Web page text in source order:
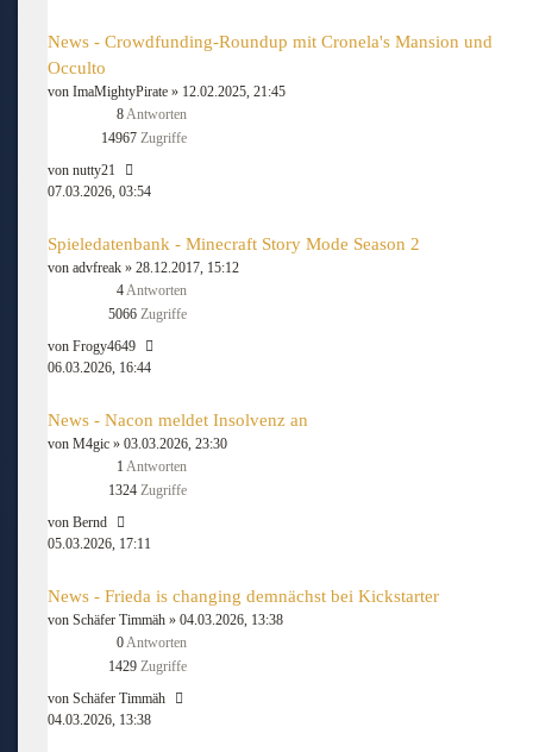
News - Crowdfunding-Roundup mit Cronela's Mansion und
Occulto
von ImaMightyPirate » 12.02.2025, 21:45
8Antworten
14967 Zugriffe
von nutty21
07.03.2026, 03:54
Spieledatenbank - Minecraft Story Mode Season 2
von advfreak » 28.12.2017, 15:12
4Antworten
5066 Zugriffe
von Frogy4649
06.03.2026, 16:44
News - Nacon meldet Insolvenz an
von M4gic » 03.03.2026, 23:30
1 Antworten
1324 Zugriffe
von Bernd
05.03.2026, 17:11
News - Frieda is changing demnächst bei Kickstarter
von Schäfer Timmäh » 04.03.2026, 13:38
0Antworten
1429 Zugriffe
von Schäfer Timmäh
04.03.2026, 13:38